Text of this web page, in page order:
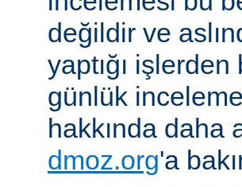
değildir ve
yaptığı
günlük
hakkında daha
dmoz.org'a